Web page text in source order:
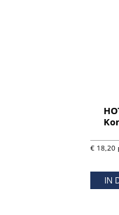
€ 18,20
IN